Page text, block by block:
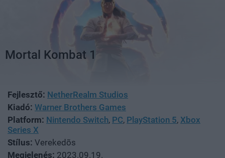
Mortal Kombat 1
Fejlesztő: NetherRealm Studios
Kiadó: Warner Brothers Games
Platform: Nintendo Switch, PC, PlayStation 5, Xbox
Series X
Stílus: Verekedõs
Megjelenés: 2023.09.19.